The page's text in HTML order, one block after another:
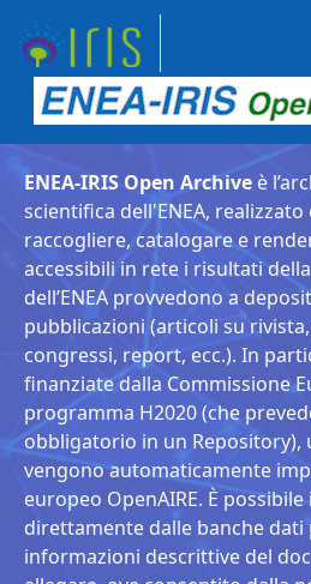
ENEA-IRIS Open Archive è
scientifica dell'ENEA,
raccogliere, catalogare e
accessibili in rete i risultati
dell’ENEA provvedono a
pubblicazioni (articoli su
congressi, report, ecc.). In
finanziate dalla Commissione
programma H2020 (che
obbligatorio in un Repository),
vengono automaticamente
europeo OpenAIRE. È
direttamente dalle banche dati
informazioni descrittive del